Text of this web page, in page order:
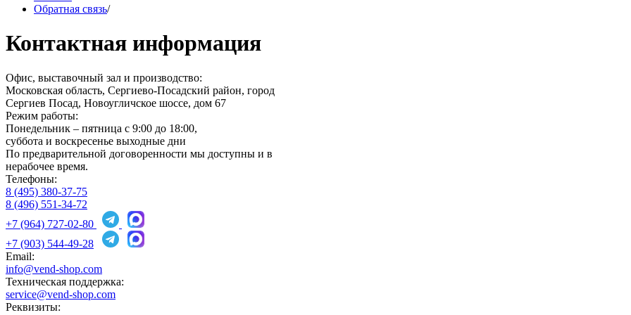
Обратная связь/
Контактная информация
Офис, выставочный зал и производство:
Московская область, Сергиево-Посадский район, город
Сергиев Посад, Новоугличское шоссе, дом 67
Режим работы:
Понедельник – пятница с 9:00 до 18:00,
суббота и воскресенье выходные дни
По предварительной договоренности мы доступны и в
нерабочее время.
Телефоны:
8 (495) 380-37-75
8 (496) 551-34-72
+7 (964) 727-02-80
+7 (903) 544-49-28
Email:
info@vend-shop.com
Техническая поддержка:
service@vend-shop.com
Реквизиты: